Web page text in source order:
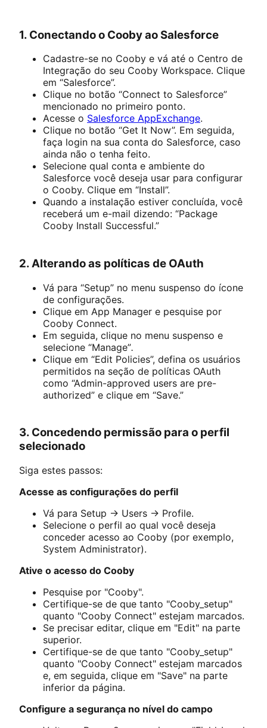
1. Conectando o Cooby ao Salesforce
Cadastre-se no Cooby e vá até o Centro de
Integração do seu Cooby Workspace. Clique
em “Salesforce”.
Clique no botão “Connect to Salesforce”
mencionado no primeiro ponto.
Acesse o Salesforce AppExchange.
Clique no botão “Get It Now”. Em seguida,
faça login na sua conta do Salesforce, caso
ainda não o tenha feito.
Selecione qual conta e ambiente do
Salesforce você deseja usar para configurar
o Cooby. Clique em “Install”.
Quando a instalação estiver concluída, você
receberá um e-mail dizendo: “Package
Cooby Install Successful.”
2. Alterando as políticas de OAuth
Vá para “Setup” no menu suspenso do ícone
de configurações.
Clique em App Manager e pesquise por
Cooby Connect.
Em seguida, clique no menu suspenso e
selecione “Manage”.
Clique em “Edit Policies”, defina os usuários
permitidos na seção de políticas OAuth
como “Admin-approved users are pre-
authorized” e clique em “Save.”
3. Concedendo permissão para o perfil
selecionado
Siga estes passos:
Acesse as configurações do perfil
Vá para Setup -> Users -> Profile.
Selecione o perfil ao qual você deseja
conceder acesso ao Cooby (por exemplo,
System Administrator).
Ative o acesso do Cooby
Pesquise por "Cooby".
Certifique-se de que tanto "Cooby_setup"
quanto "Cooby Connect" estejam marcados.
Se precisar editar, clique em "Edit" na parte
superior.
Certifique-se de que tanto "Cooby_setup"
quanto "Cooby Connect" estejam marcados
e, em seguida, clique em "Save" na parte
inferior da página.
Configure a segurança no nível do campo